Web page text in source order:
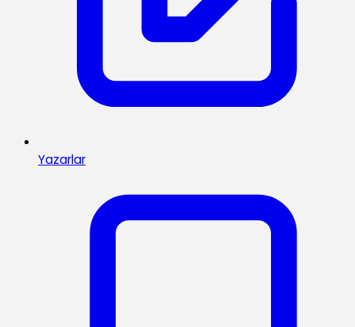
Yazarlar